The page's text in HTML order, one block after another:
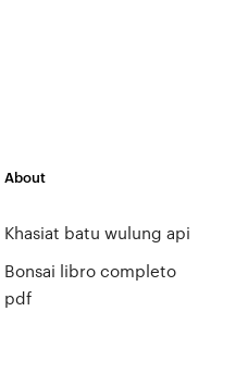
About
Khasiat batu wulung api
Bonsai libro completo
pdf